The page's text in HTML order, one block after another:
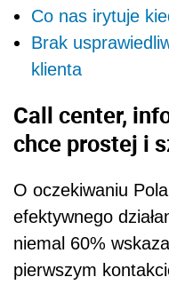
Co nas irytuje
Brak
klienta
Call center,
chce prostej i
O oczekiwaniu
efektywnego
niemal 60%
pierwszym